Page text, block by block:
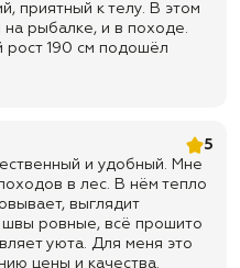
лица
ленте
на липучке
приятный к телу. В этом
рыбалке, и в походе.
рост 190 см подошёл
5
и удобный. Мне
в лес. В нём тепло
выглядит
ровные, всё прошито
уюта. Для меня это
цены и качества.